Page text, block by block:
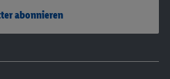
abonnieren